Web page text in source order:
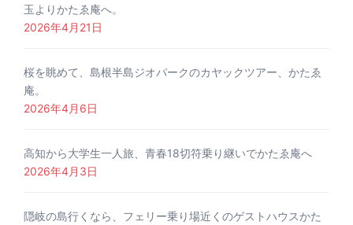
玉よりかたゑ庵へ。
2026年4月21日
桜を眺めて、島根半島ジオパークのカヤックツアー、かたゑ
庵。
2026年4月6日
高知から大学生一人旅、青春18切符乗り継いでかたゑ庵へ
2026年4月3日
隠岐の島行くなら、フェリー乗り場近くのゲストハウスかた